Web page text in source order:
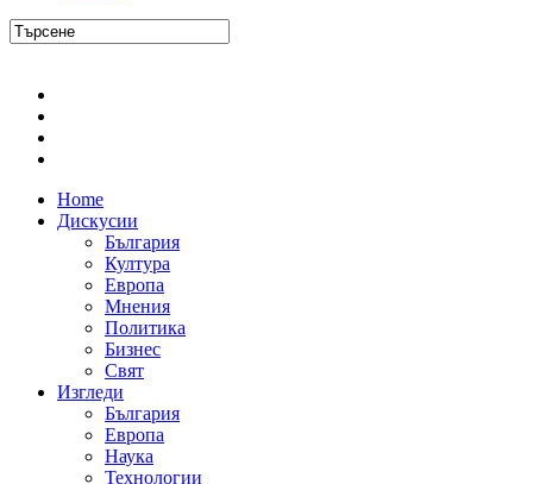
Home
Дискусии
България
Култура
Европа
Мнения
Политика
Бизнес
Свят
Изгледи
България
Европа
Наука
Технологии